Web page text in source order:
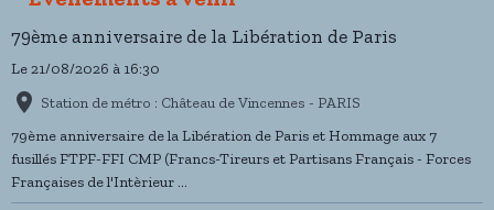
79ème anniversaire de la Libération de Paris
Le 21/08/2026 à 16:30
Station de métro : Château de Vincennes - PARIS
79ème anniversaire de la Libération de Paris et Hommage aux 7
fusillés FTPF-FFI CMP (Francs-Tireurs et Partisans Français - Forces
Françaises de l'Intèrieur ...